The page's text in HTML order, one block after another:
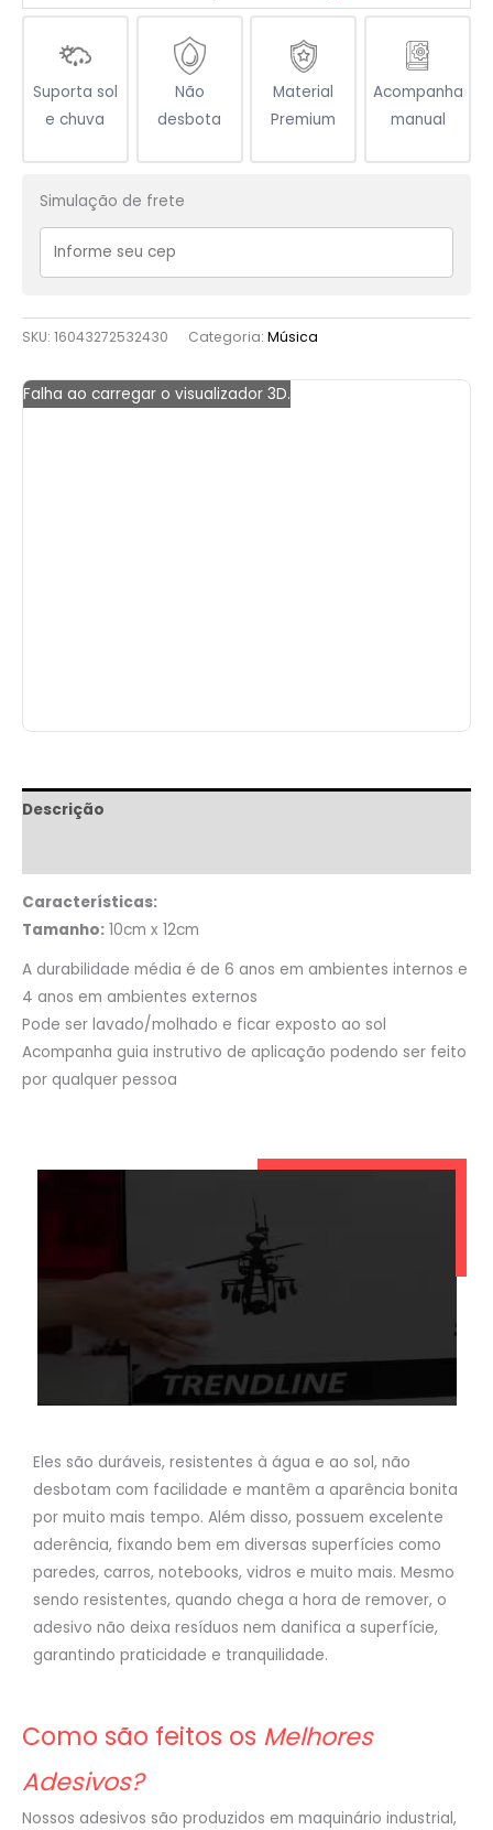
Suporta sol
e chuva
Não
desbota
Material
Premium
Acompanha
manual
Simulação de frete
SKU: 16043272532430 Categoria: Música
Falha ao carregar o visualizador 3D.
Descrição
Características:
Tamanho: 10cm x 12cm
A durabilidade média é de 6 anos em ambientes internos e
4 anos em ambientes externos
Pode ser lavado/molhado e ficar exposto ao sol
Acompanha guia instrutivo de aplicação podendo ser feito
por qualquer pessoa
Eles são duráveis, resistentes à água e ao sol, não
desbotam com facilidade e mantêm a aparência bonita
por muito mais tempo. Além disso, possuem excelente
aderência, fixando bem em diversas superfícies como
paredes, carros, notebooks, vidros e muito mais. Mesmo
sendo resistentes, quando chega a hora de remover, o
adesivo não deixa resíduos nem danifica a superfície,
garantindo praticidade e tranquilidade.
Como são feitos os Melhores
Adesivos?
Nossos adesivos são produzidos em maquinário industrial,